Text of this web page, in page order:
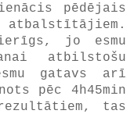
pēdējais
jo esmu
atbilstošu
gatavs arī
pēc 4h45min
tas